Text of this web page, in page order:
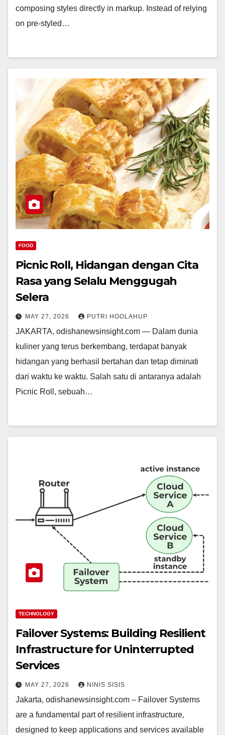
composing styles directly in markup. Instead of relying
on pre-styled…
FOOD
Picnic Roll, Hidangan dengan Cita
Rasa yang Selalu Menggugah
Selera
MAY 27, 2026 PUTRI HOOLAHUP
JAKARTA, odishanewsinsight.com — Dalam dunia
kuliner yang terus berkembang, terdapat banyak
hidangan yang berhasil bertahan dan tetap diminati
dari waktu ke waktu. Salah satu di antaranya adalah
Picnic Roll, sebuah…
TECHNOLOGY
Failover Systems: Building Resilient
Infrastructure for Uninterrupted
Services
MAY 27, 2026 NINIS SISIS
Jakarta, odishanewsinsight.com – Failover Systems
are a fundamental part of resilient infrastructure,
designed to keep applications and services available